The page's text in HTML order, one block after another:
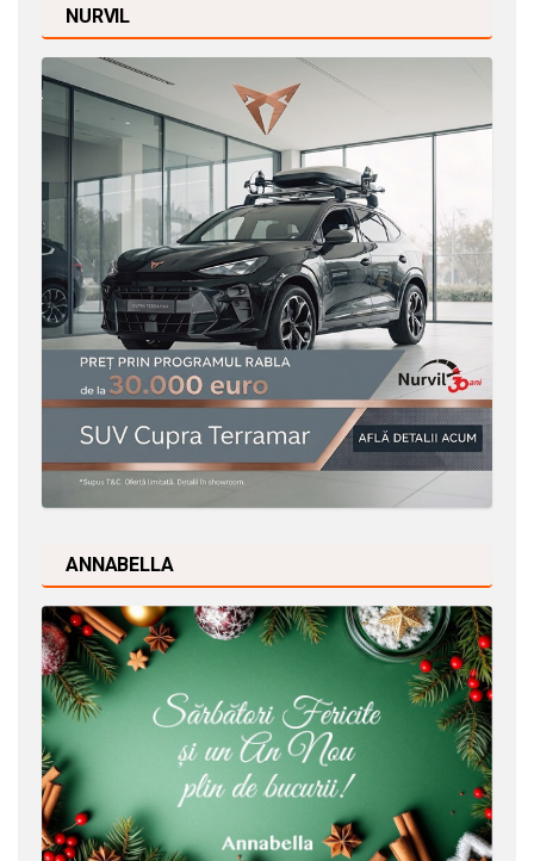
NURVIL
ANNABELLA